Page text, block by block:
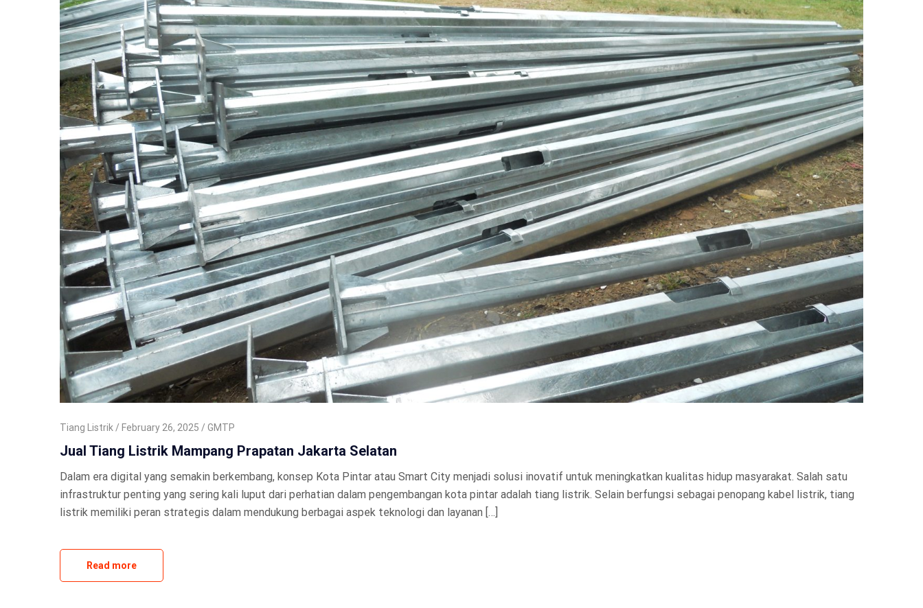
Tiang Listrik February 26, 2025 GMTP
Jual Tiang Listrik Mampang Prapatan Jakarta Selatan
Dalam era digital yang semakin berkembang, konsep Kota Pintar atau Smart City menjadi solusi inovatif untuk meningkatkan kualitas hidup masyarakat. Salah satu
infrastruktur penting yang sering kali luput dari perhatian dalam pengembangan kota pintar adalah tiang listrik. Selain berfungsi sebagai penopang kabel listrik, tiang
listrik memiliki peran strategis dalam mendukung berbagai aspek teknologi dan layanan […]
Read more